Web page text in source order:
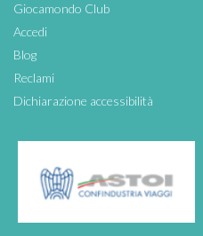
Giocamondo Club
Accedi
Blog
Reclami
Dichiarazione accessibilità